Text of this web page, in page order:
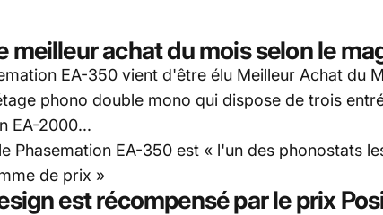
meilleur achat du mois selon le
EA-350 vient d'être élu Meilleur Achat du
phono double mono qui dispose de trois
EA-2000...
Phasemation EA-350 est « l'un des phonostats
de prix »
est récompensé par le prix